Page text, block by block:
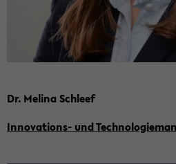
Dr. Me­li­na Schleef
Innovations-​ und